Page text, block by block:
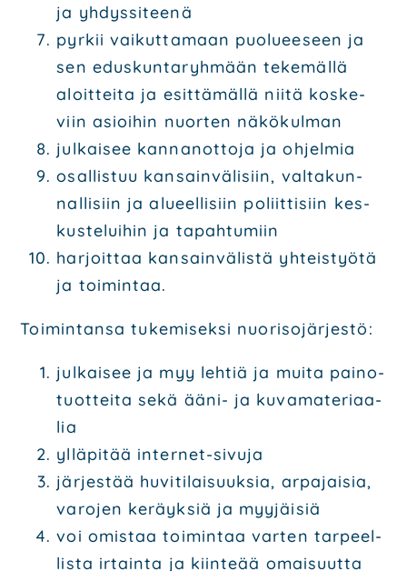
ja yhdys­si­tee­nä
pyr­kii vai­kut­ta­maan puo­lu­ee­seen ja
sen edus­kun­ta­ryh­mään teke­mäl­lä
aloit­tei­ta ja esit­tä­mäl­lä nii­tä kos­ke­
viin asioi­hin nuor­ten näkö­kul­man
jul­kai­see kan­nan­ot­to­ja ja ohjel­mia
osal­lis­tuu kan­sain­vä­li­siin, val­ta­kun­
nal­li­siin ja alu­eel­li­siin poliit­ti­siin kes­
kus­te­lui­hin ja tapah­tu­miin
har­joit­taa kan­sain­vä­lis­tä yhteis­työ­tä
ja toi­min­taa.
Toi­min­tan­sa tuke­mi­sek­si nuo­ri­so­jär­jes­tö:
jul­kai­see ja myy leh­tiä ja mui­ta pai­no­
tuot­tei­ta sekä ääni- ja kuva­ma­te­ri­aa­
lia
yllä­pi­tää inter­net-sivu­ja
jär­jes­tää huvi­ti­lai­suuk­sia, arpa­jai­sia,
varo­jen keräyk­siä ja myy­jäi­siä
voi omis­taa toi­min­taa var­ten tar­peel­
lis­ta irtain­ta ja kiin­te­ää omai­suut­ta